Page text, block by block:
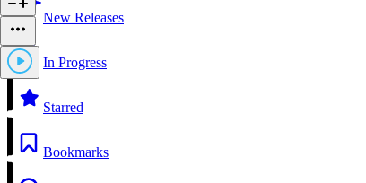
New Releases
In Progress
Starred
Bookmarks